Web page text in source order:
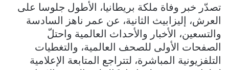
تصدّر خبر وفاة ملكة بريطانيا، الأطول جلوسا على
العرش، إليزابيث الثانية، عن عمر ناهز السادسة
والتسعين، الأخبار والأحداث العالمية واحتلّ
الصفحات الأولى للصحف العالمية، والتغطيات
التلفزيونية المباشرة، لتتراجع المتابعة الإعلامية